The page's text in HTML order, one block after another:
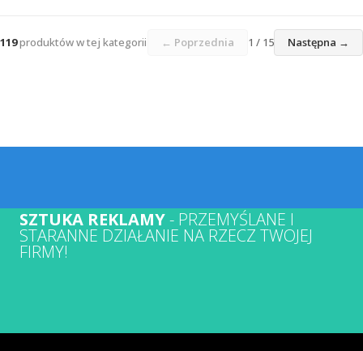
119produktów w tej kategorii ← Poprzednia 1 / 15 Następna →
SZTUKA REKLAMY- PRZEMYŚLANE I
STARANNE DZIAŁANIE NA RZECZ TWOJEJ
FIRMY!